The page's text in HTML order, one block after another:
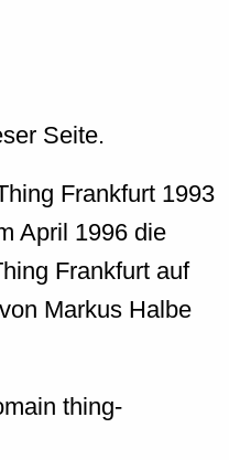
Seite.
Frankfurt 1993
April 1996 die
Frankfurt auf
Markus Halbe
thing-